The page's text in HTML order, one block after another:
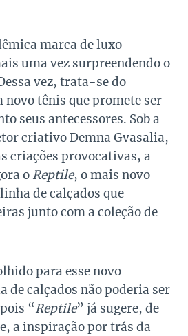
marca de luxo
uma vez surpreendendo o
vez, trata-se do
novo tênis que promete ser
seus antecessores. Sob a
criativo Demna Gvasalia,
criações provocativas, a
o Reptile, o mais novo
de calçados que
junto com a coleção de
para esse novo
de calçados não poderia ser
“Reptile” já sugere, de
a inspiração por trás da